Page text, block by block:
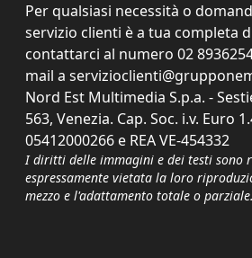
Per qualsiasi necessità o
servizio clienti è a tua completa
contattarci al numero 02
mail a
Nord Est Multimedia S.p.a. -
563, Venezia. Cap. Soc. i.v. Euro
05412000266 e REA VE-454332
I diritti delle immagini e dei testi sono
espressamente vietata la loro
mezzo e l'adattamento totale o parziale.